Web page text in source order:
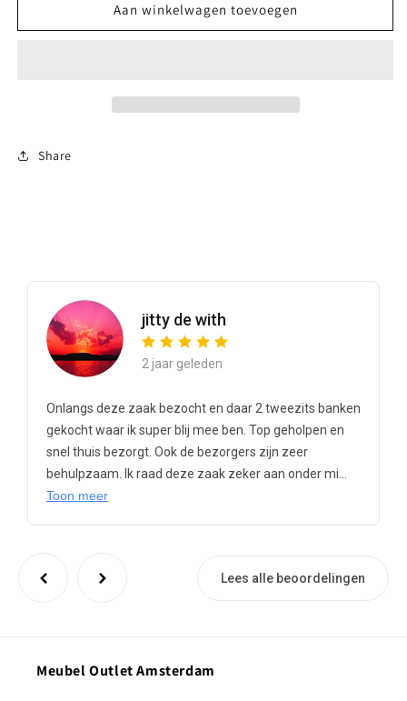
Hoekbank
Coma
Hoekbank
Aan winkelwagen toevoegen
Share
jitty de with
2 jaar geleden
Onlangs deze zaak bezocht en daar 2 tweezits banken
gekocht waar ik super blij mee ben. Top geholpen en
snel thuis bezorgt. Ook de bezorgers zijn zeer
behulpzaam. Ik raad deze zaak zeker aan onder mi...
Toon meer
Lees alle beoordelingen
Meubel Outlet Amsterdam